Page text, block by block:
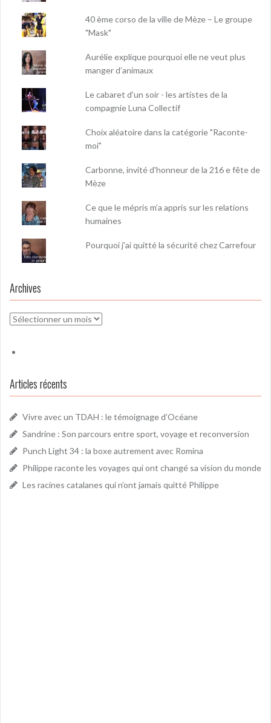
40 ème corso de la ville de Mèze – Le groupe
"Mask"
Aurélie explique pourquoi elle ne veut plus
manger d’animaux
Le cabaret d'un soir - les artistes de la
compagnie Luna Collectif
Choix aléatoire dans la catégorie "Raconte-
moi"
Carbonne, invité d'honneur de la 216 e fête de
Mèze
Ce que le mépris m’a appris sur les relations
humaines
Pourquoi j'ai quitté la sécurité chez Carrefour
Archives
Archives
Articles récents
Vivre avec un TDAH : le témoignage d’Océane
Sandrine : Son parcours entre sport, voyage et reconversion
Punch Light 34 : la boxe autrement avec Romina
Philippe raconte les voyages qui ont changé sa vision du monde
Les racines catalanes qui n’ont jamais quitté Philippe